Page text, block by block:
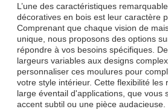
L’une des caractéristiques
décoratives en bois est leur caractère
Comprenant que chaque vision de
unique, nous proposons des options
répondre à vos besoins spécifiques.
largeurs variables aux designs
personnaliser ces moulures pour
votre style intérieur. Cette flexibilité les
large éventail d'applications, que vous
accent subtil ou une pièce audacieuse.